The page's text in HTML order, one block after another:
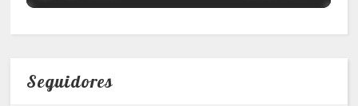
Seguidores